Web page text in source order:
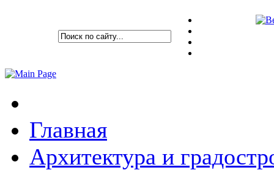
Главная
Архитектура и